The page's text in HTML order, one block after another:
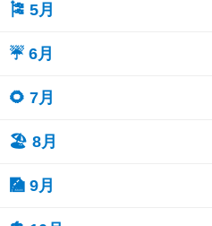
🎏 5月
☔ 6月
🌻 7月
🏖 8月
🎑 9月